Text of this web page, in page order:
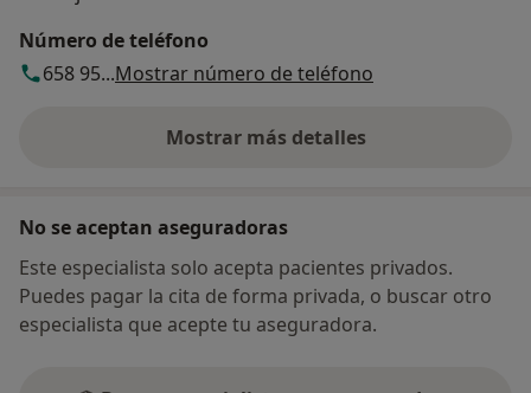
Número de teléfono
658 95...Mostrar número de teléfono
Mostrar más detalles
sobre la dirección
No se aceptan aseguradoras
Este especialista solo acepta pacientes privados.
Puedes pagar la cita de forma privada, o buscar otro
especialista que acepte tu aseguradora.